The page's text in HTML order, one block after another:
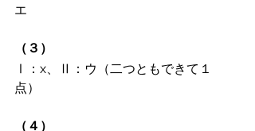
エ
（３）
Ⅰ：x、Ⅱ：ウ（二つともできて１
点）
（４）